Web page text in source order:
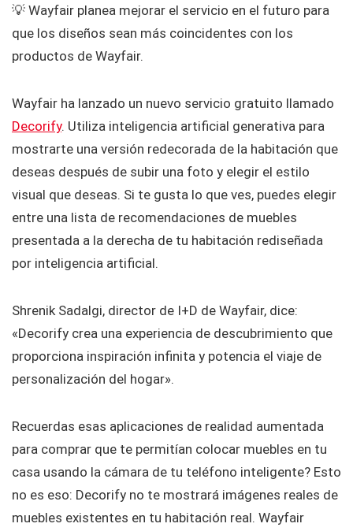
💡 Wayfair planea mejorar el servicio en el futuro para
que los diseños sean más coincidentes con los
productos de Wayfair.
Wayfair ha lanzado un nuevo servicio gratuito llamado
Decorify. Utiliza inteligencia artificial generativa para
mostrarte una versión redecorada de la habitación que
deseas después de subir una foto y elegir el estilo
visual que deseas. Si te gusta lo que ves, puedes elegir
entre una lista de recomendaciones de muebles
presentada a la derecha de tu habitación rediseñada
por inteligencia artificial.
Shrenik Sadalgi, director de I+D de Wayfair, dice:
«Decorify crea una experiencia de descubrimiento que
proporciona inspiración infinita y potencia el viaje de
personalización del hogar».
Recuerdas esas aplicaciones de realidad aumentada
para comprar que te permitían colocar muebles en tu
casa usando la cámara de tu teléfono inteligente? Esto
no es eso: Decorify no te mostrará imágenes reales de
muebles existentes en tu habitación real. Wayfair